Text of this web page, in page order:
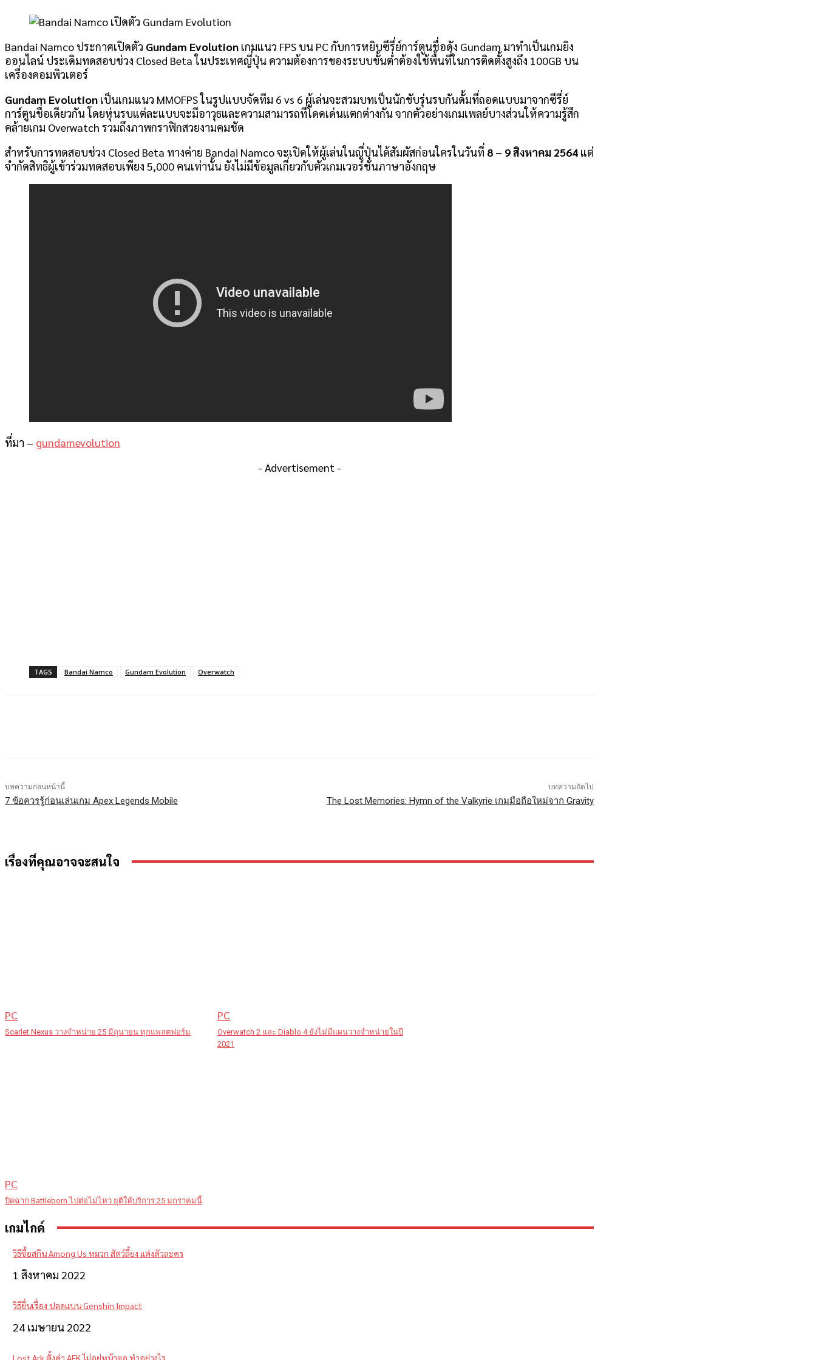
Bandai Namco ประกาศเปิดตัว Gundam Evolution เกมแนว FPS บน PC กับการหยิบซีรี่ย์การ์ตูนชื่อดัง Gundam มาทำเป็นเกมยิง
ออนไลน์ ประเดิมทดสอบช่วง Closed Beta ในประเทศญี่ปุ่น ความต้องการของระบบขั้นต่ำต้องใช้พื้นที่ในการติดตั้งสูงถึง 100GB บน
เครื่องคอมพิวเตอร์
Gundam Evolution เป็นเกมแนว MMOFPS ในรูปแบบจัดทีม 6 vs 6 ผู้เล่นจะสวมบทเป็นนักขับรุ่นรบกันดั้มที่ถอดแบบมาจากซีรี่ย์
การ์ตูนชื่อเดียวกัน โดยหุ่นรบแต่ละแบบจะมีอาวุธและความสามารถที่โดดเด่นแตกต่างกัน จากตัวอย่างเกมเพลย์บางส่วนให้ความรู้สึก
คล้ายเกม Overwatch รวมถึงภาพกราฟิกสวยงามคมชัด
สำหรับการทดสอบช่วง Closed Beta ทางค่าย Bandai Namco จะเปิดให้ผู้เล่นในญี่ปุ่นได้สัมผัสก่อนใครในวันที่ 8 – 9 สิงหาคม 2564 แต่
จำกัดสิทธิผู้เข้าร่วมทดสอบเพียง 5,000 คนเท่านั้น ยังไม่มีข้อมูลเกี่ยวกับตัวเกมเวอร์ชั่นภาษาอังกฤษ
ที่มา – gundamevolution
- Advertisement -
TAGS Bandai Namco Gundam Evolution Overwatch
บทความก่อนหน้านี้
7 ข้อควรรู้ก่อนเล่นเกม Apex Legends Mobile
บทความถัดไป
The Lost Memories: Hymn of the Valkyrie เกมมือถือใหม่จาก Gravity
เรื่องที่คุณอาจจะสนใจ
PC
Scarlet Nexus วางจำหน่าย 25 มิถุนายน ทุกแพลตฟอร์ม
PC
Overwatch 2 และ Diablo 4 ยังไม่มีแผนวางจำหน่ายในปี
2021
PC
ปิดฉาก Battleborn ไปต่อไม่ไหว ยุติให้บริการ 25 มกราคมนี้
เกมไกด์
วิธีซื้อสกิน Among Us หมวก สัตว์ลี้ยง แต่งตัวละคร
1 สิงหาคม 2022
วิธียื่นเรื่อง ปลดแบน Genshin Impact
24 เมษายน 2022
Lost Ark ตั้งค่า AFK ไม่อยู่หน้าจอ ทำอย่างไร